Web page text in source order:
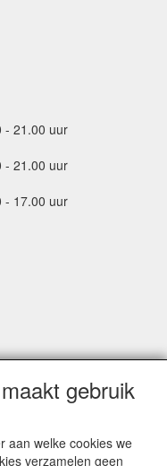
- 21.00 uur
- 21.00 uur
- 17.00 uur
gebruik
aan welke cookies we
verzamelen geen